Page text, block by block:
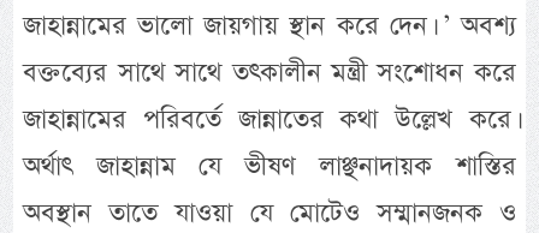
জাহান্নামের ভালো জায়গায় স্থান করে দেন। ’ অবশ্য
বক্তব্যের সাথে সাথে তৎকালীন মন্ত্রী সংশোধন করে
জাহান্নামের পরিবর্তে জান্নাতের কথা উল্লেখ করে।
অর্থাৎ জাহান্নাম যে ভীষণ লাঞ্ছনাদায়ক শাস্তির
অবস্থান তাতে যাওয়া যে মোটেও সম্মানজনক ও